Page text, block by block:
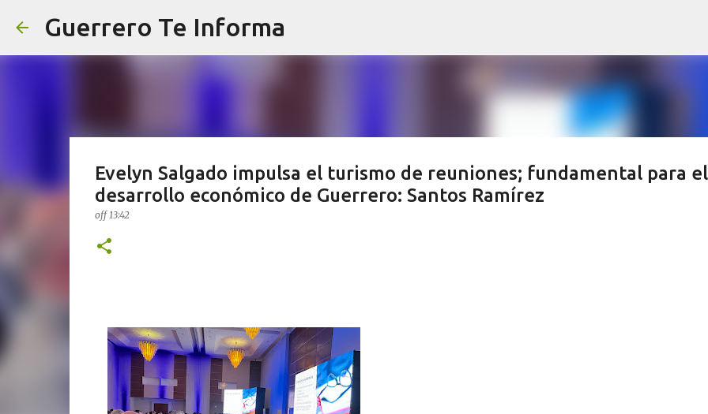
Guerrero Te Informa
Evelyn Salgado impulsa el turismo de reuniones; fundamental para el
desarrollo económico de Guerrero: Santos Ramírez
off13:42